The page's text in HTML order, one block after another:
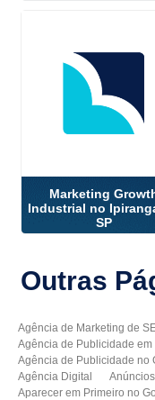
Marketing
Industrial no
SP
Outras
Agência de Marketing de
Agência de Publicidade em
Agência de Publicidade no
Agência Digital
Aparecer em Primeiro no